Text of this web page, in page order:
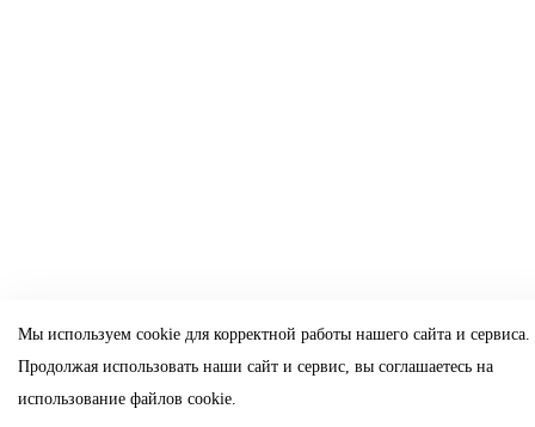
Мы используем cookie для корректной работы нашего сайта и сервиса.
Продолжая использовать наши сайт и сервис, вы соглашаетесь на
использование файлов cookie.